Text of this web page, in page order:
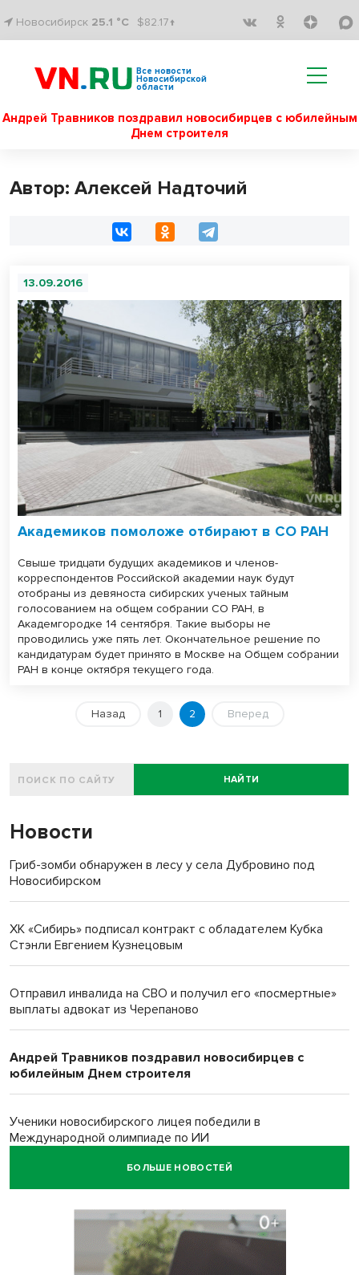
Новосибирск 25.1 °C $82.17↑
Все новости
Новосибирской
области
Андрей Травников поздравил новосибирцев с юбилейным
Днем строителя
Автор: Алексей Надточий
13.09.2016
Академиков помоложе отбирают в СО РАН
Свыше тридцати будущих академиков и членов-
корреспондентов Российской академии наук будут
отобраны из девяноста сибирских ученых тайным
голосованием на общем собрании СО РАН, в
Академгородке 14 сентября. Такие выборы не
проводились уже пять лет. Окончательное решение по
кандидатурам будет принято в Москве на Общем собрании
РАН в конце октября текущего года.
Назад 1 2 Вперед
НАЙТИ
Новости
Гриб-зомби обнаружен в лесу у села Дубровино под
Новосибирском
ХК «Сибирь» подписал контракт с обладателем Кубка
Стэнли Евгением Кузнецовым
Отправил инвалида на СВО и получил его «посмертные»
выплаты адвокат из Черепаново
Андрей Травников поздравил новосибирцев с
юбилейным Днем строителя
Ученики новосибирского лицея победили в
Международной олимпиаде по ИИ
БОЛЬШЕ НОВОСТЕЙ